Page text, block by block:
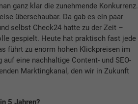
ganz klar die zunehmende Konkurrenz.
überschaubar. Da gab es ein paar
selbst Check24 hatte zu der Zeit –
gespielt. Heute hat praktisch fast jede
führt zu enorm hohen Klickpreisen im
eine nachhaltige Content- und SEO-
Marktingkanal, den wir in Zukunft
5 Jahren?